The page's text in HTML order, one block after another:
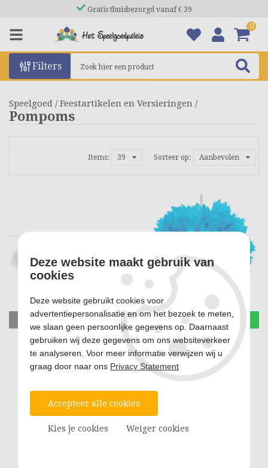
Gratis thuisbezorgd vanaf € 39
0
Filters
Speelgoed / Feestartikelen en Versieringen /
Pompoms
Sorteer op: Aanbevolen
Items: 39
Witte Pompom Slinger
Prijs per stuk
Op voorraad
Lichtblauwe Pompom
€ 3,50
Deze website maakt gebruik van
cookies
Deze website gebruikt cookies voor
advertentiepersonalisatie en om het bezoek te meten,
we slaan geen persoonlijke gegevens op. Daarnaast
gebruiken wij deze gegevens om ons websiteverkeer
te analyseren. Voor meer informatie verwijzen wij u
graag door naar ons Privacy Statement
Accepteer alle cookies
Kies je cookies Weiger cookies